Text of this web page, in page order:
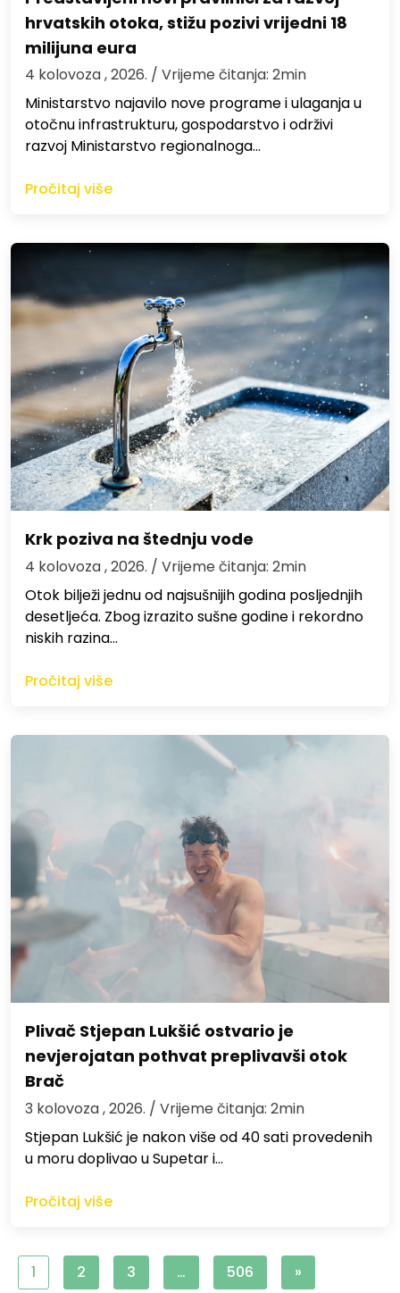
hrvatskih otoka, stižu pozivi vrijedni 18
milijuna eura
4 kolovoza , 2026. / Vrijeme čitanja: 2min
Ministarstvo najavilo nove programe i ulaganja u
otočnu infrastrukturu, gospodarstvo i održivi
razvoj Ministarstvo regionalnoga…
Pročitaj više
Krk poziva na štednju vode
4 kolovoza , 2026. / Vrijeme čitanja: 2min
Otok bilježi jednu od najsušnijih godina posljednjih
desetljeća. Zbog izrazito sušne godine i rekordno
niskih razina…
Pročitaj više
Plivač Stjepan Lukšić ostvario je
nevjerojatan pothvat preplivavši otok
Brač
3 kolovoza , 2026. / Vrijeme čitanja: 2min
St​jepan Lukšić je nakon više od 40 sati provedenih
u moru doplivao u Supetar i…
Pročitaj više
1 2 3 … 506 »